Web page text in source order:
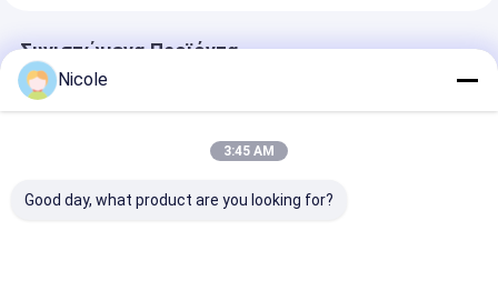
Συνιστώμενα Προϊόντα
Nicole
3:45 AM
Good day, what product are you looking for?